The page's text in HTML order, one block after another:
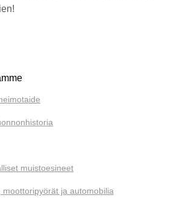
muistoesineet
moottoripyörät ja automobilia